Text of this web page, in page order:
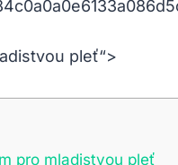
pleť“>
pro mladistvou pleť